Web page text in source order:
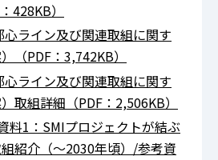
428KB）
心ライン及び関連取組に関す
（PDF：3,742KB）
心ライン及び関連取組に関す
取組詳細（PDF：2,506KB）
料1：SMIプロジェクトが結ぶ
組紹介（～2030年頃）/参考資